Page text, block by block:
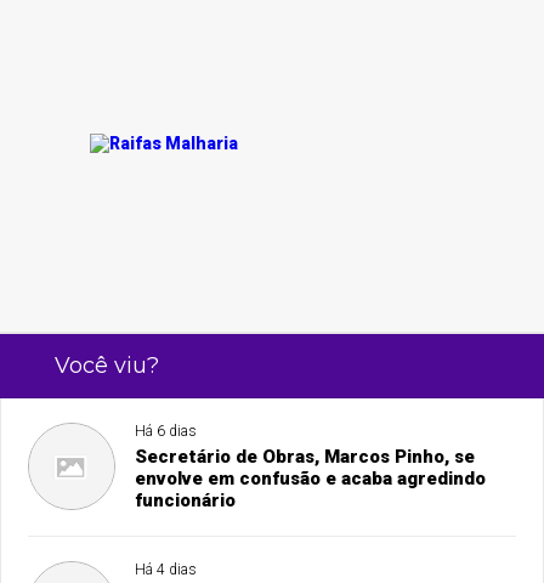
Você viu?
Há 6 dias
Secretário de Obras, Marcos Pinho, se
envolve em confusão e acaba agredindo
funcionário
Há 4 dias